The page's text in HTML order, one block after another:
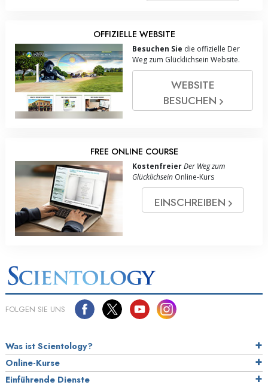
OFFIZIELLE WEBSITE
Besuchen Sie die offizielle Der
Weg zum Glücklichsein Website.
WEBSITE
BESUCHEN
FREE ONLINE COURSE
KostenfreierDer Weg zum
Glücklichsein Online-Kurs
EINSCHREIBEN
FOLGEN SIE UNS
Was ist Scientology?
Online-Kurse
Einführende Dienste